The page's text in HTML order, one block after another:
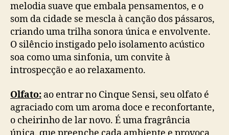
melodia suave que embala pensamentos, e o
som da cidade se mescla à canção dos pássaros,
criando uma trilha sonora única e envolvente.
O silêncio instigado pelo isolamento acústico
soa como uma sinfonia, um convite à
introspecção e ao relaxamento.
Olfato: ao entrar no Cinque Sensi, seu olfato é
agraciado com um aroma doce e reconfortante,
o cheirinho de lar novo. É uma fragrância